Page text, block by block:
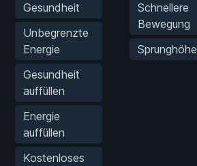
Gesundheit
Unbegrenzte
Energie
Gesundheit
auffüllen
Energie
auffüllen
Kostenloses
Schnellere
Bewegung
Sprunghöhe